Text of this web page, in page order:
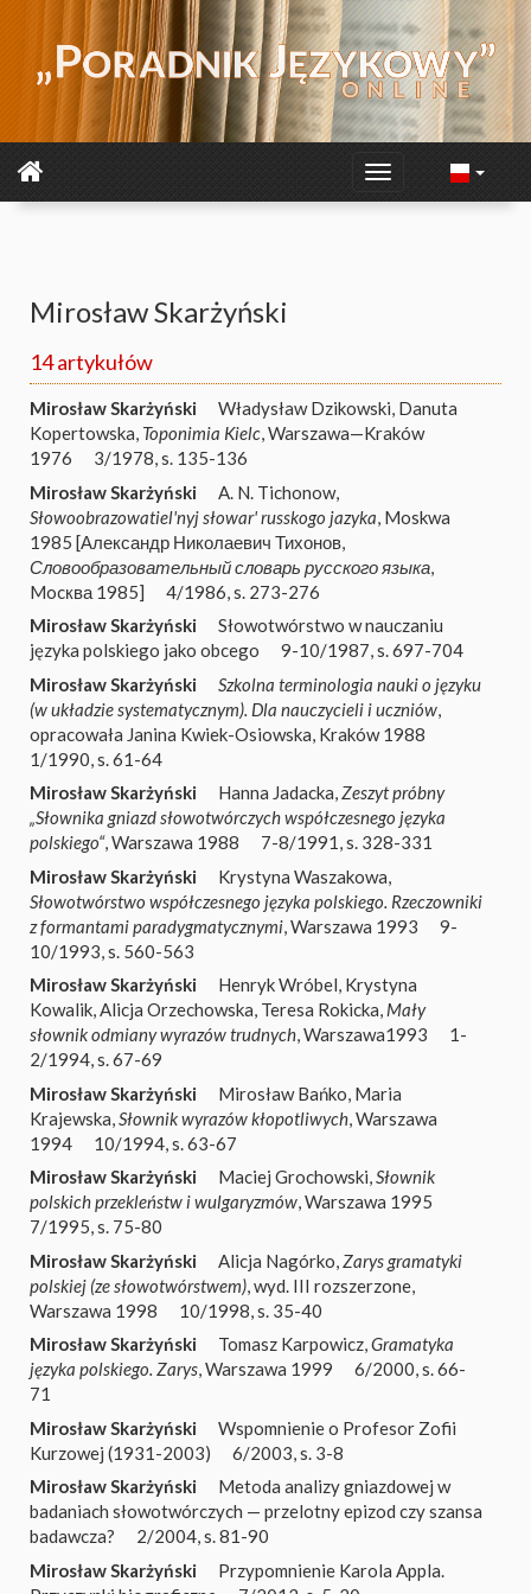
Mirosław Skarżyński
14 artykułów
Mirosław Skarżyński
Władysław Dzikowski, Danuta
Kopertowska, Toponimia Kielc, Warszawa—Kraków
1976
3/1978, s. 135-136
Mirosław Skarżyński
A. N. Tichonow,
Słowoobrazowatiel'nyj słowar' russkogo jazyka , Moskwa
1985 [Александр Николаевич Тихонов,
Словообразовательный словарь русского языка
Mocква 1985]
4/1986, s. 273-276
Mirosław Skarżyński
Słowotwórstwo w nauczaniu
języka polskiego jako obcego
9-10/1987, s. 697-704
Mirosław Skarżyński
Szkolna terminologia nauki o języku
(w układzie systematycznym). Dla nauczycieli i uczniów
opracowała Janina Kwiek-Osiowska, Kraków 1988
1/1990, s. 61-64
Mirosław Skarżyński
Hanna Jadacka,Zeszyt próbny
„Słownika gniazd słowotwórczych współczesnego języka
polskiego“, Warszawa 1988
7-8/1991, s. 328-331
Mirosław Skarżyński
Krystyna Waszakowa,
Słowotwórstwo współczesnego języka polskiego. Rzeczowniki
z formantami paradygmatycznymi , Warszawa 1993
9-
10/1993, s. 560-563
Mirosław Skarżyński
Henryk Wróbel, Krystyna
Kowalik, Alicja Orzechowska, Teresa Rokicka, Mały
słownik odmiany wyrazów trudnych, Warszawa1993
1-
2/1994, s. 67-69
Mirosław Skarżyński
Mirosław Bańko, Maria
Krajewska, Słownik wyrazów kłopotliwych , Warszawa
1994
10/1994, s. 63-67
Mirosław Skarżyński
Maciej Grochowski,Słownik
polskich przekleństw i wulgaryzmów, Warszawa 1995
7/1995, s. 75-80
Mirosław Skarżyński
Alicja Nagórko, Zarys gramatyki
polskiej (ze słowotwórstwem) , wyd. III rozszerzone,
Warszawa 1998
10/1998, s. 35-40
Mirosław Skarżyński
Tomasz Karpowicz,Gramatyka
języka polskiego. Zarys, Warszawa 1999
6/2000, s. 66-
71
Mirosław Skarżyński
Wspomnienie o Profesor Zofii
Kurzowej (1931-2003)
6/2003, s. 3-8
Mirosław Skarżyński
Metoda analizy gniazdowej w
badaniach słowotwórczych — przelotny epizod czy szansa
badawcza?
2/2004, s. 81-90
Mirosław Skarżyński
Przypomnienie Karola Appla.